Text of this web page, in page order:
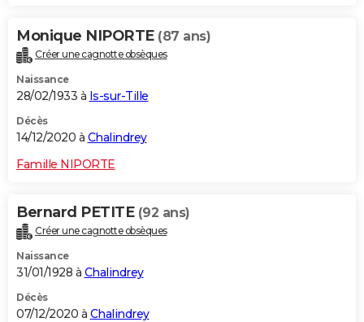
Monique NIPORTE (87 ans)
Créer une cagnotte obsèques
Naissance
28/02/1933 à Is-sur-Tille
Décès
14/12/2020 à Chalindrey
Famille NIPORTE
Bernard PETITE (92 ans)
Créer une cagnotte obsèques
Naissance
31/01/1928 à Chalindrey
Décès
07/12/2020 à Chalindrey